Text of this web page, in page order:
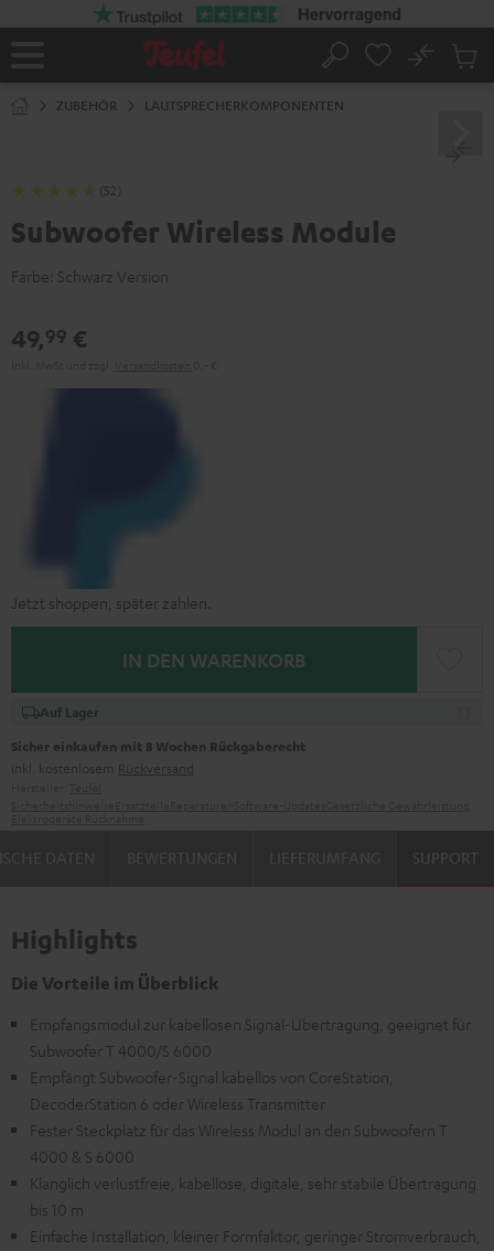
Startseite
Suche
No
ZUBEHÖR LAUTSPRECHERKOMPONENTEN
(52)
Subwoofer Wireless Module
Farbe: Schwarz Version
49,99 €
Jetzt shoppen, später zahlen.
IN DEN WARENKORB
Auf Lager
Sicher einkaufen mit 8 Wochen Rückgaberecht
inkl. kostenlosem Rückversand
SUPPORT
Highlights
Die Vorteile im Überblick
Empfangsmodul zur kabellosen Signal-Übertragung, geeignet für
Subwoofer T 4000/S 6000
Empfängt Subwoofer-Signal kabellos von CoreStation,
DecoderStation 6 oder Wireless Transmitter
Fester Steckplatz für das Wireless Modul an den Subwoofern T
4000 & S 6000
Klanglich verlustfreie, kabellose, digitale, sehr stabile Übertragung
bis 10 m
Einfache Installation, kleiner Formfaktor, geringer Stromverbrauch,